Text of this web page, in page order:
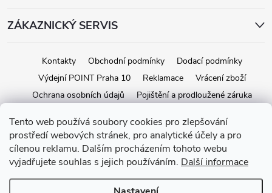
Tento web používá soubory cookies pro zlepšování
prostředí webových stránek, pro analytické účely a pro
cílenou reklamu. Dalším procházením tohoto webu
vyjadřujete souhlas s jejich používáním. Další informace
ZÁKAZNICKÝ SERVIS
Kontakty Obchodní podmínky
Dodací podmínky
Výdejní POINT Praha 10
Reklamace
Vrácení zboží
Ochrana osobních údajů
Pojištění a prodloužené záruka
Vytvořil Shoptet
Copyright 2026iStage.cz. Všechna práva vyhrazena.Upravit nastavení
cookies